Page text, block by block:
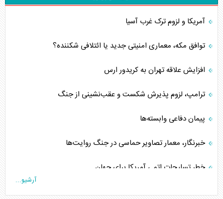
آمریکا و لزوم ترک غرب آسیا
توافق مکه، معماری امنیتی جدید یا ائتلافی شکننده؟
افزایش علاقه تهران به کریدور ارس
ترامپ، لزوم پذیرش شکست و عقب‌نشینی از جنگ
پیمان دفاعی‌ وابسته‌ها
خبرنگار، معمار تصاویر حماسی در جنگ روایت‌ها
خطر تسلیحات اتمی آمریکا برای جهان
چگونه عربستان برابر ایران دچار خطای محاسباتی شد؟
آرشیو...